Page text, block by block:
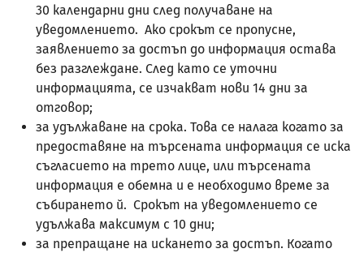
30 календарни дни след получаване на
уведомлението. Ако срокът се пропусне,
заявлението за достъп до информация остава
без разглеждане. След като се уточни
информацията, се изчакват нови 14 дни за
отговор;
за удължаване на срока. Това се налага когато за
предоставяне на търсената информация се иска
съгласието на трето лице, или търсената
информация е обемна и е необходимо време за
събирането й. Срокът на уведомлението се
удължава максимум с 10 дни;
за препращане на искането за достъп. Когато